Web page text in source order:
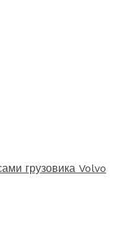
грузовика Volvo